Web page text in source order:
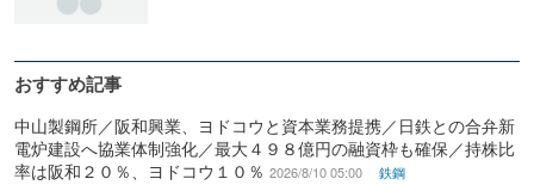
おすすめ記事
中山製鋼所／阪和興業、ヨドコウと資本業務提携／日鉄との合弁新
電炉建設へ協業体制強化／最大４９８億円の融資枠も確保／持株比
率は阪和２０％、ヨドコウ１０％ 2026/8/10 05:00 鉄鋼